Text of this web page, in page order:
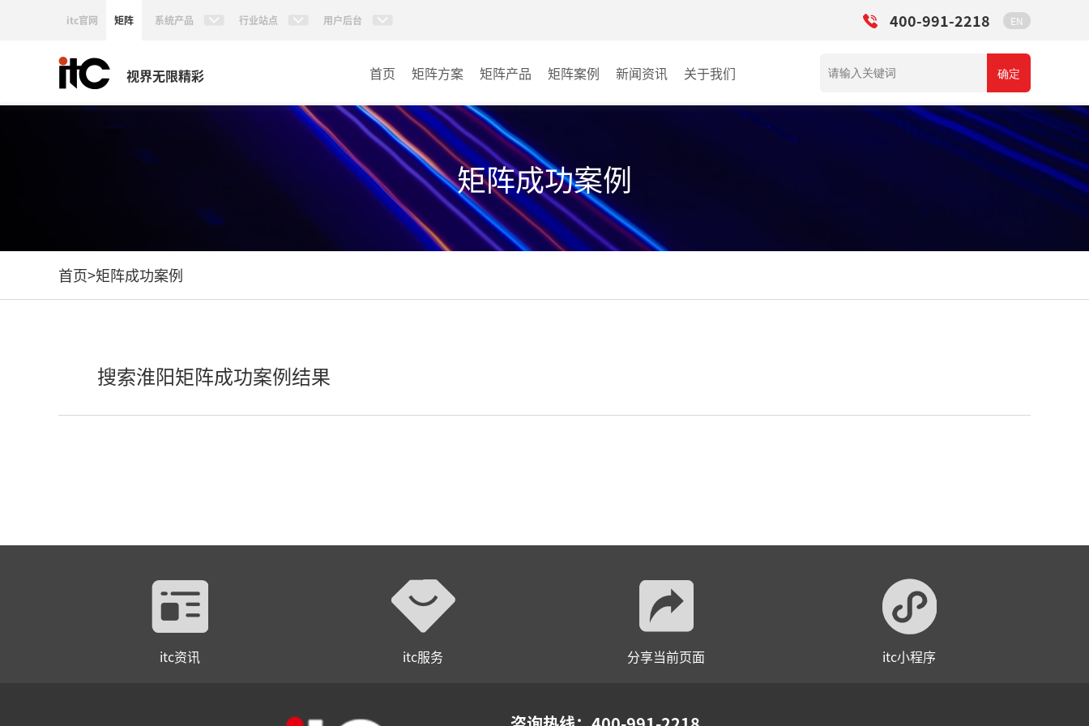
itc官网 矩阵 系统产品 行业站点 用户后台 400-991-2218 EN
视界无限精彩 首页 矩阵方案 矩阵产品
视频矩阵
AI指挥调度系统
无感调度系统
矩阵案例
金融
公安
部队
新闻资讯 关于我们 确定
矩阵成功案例
首页>矩阵成功案例
搜索淮阳矩阵成功案例结果
itc资讯 itc服务 分享当前页面 itc小程序